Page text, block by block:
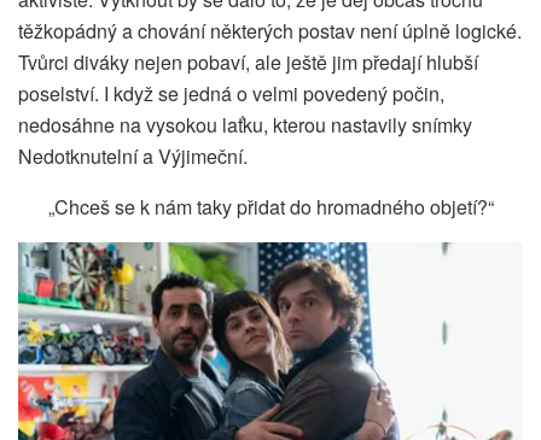
těžkopádný a chování některých postav není úplně logické.
Tvůrci diváky nejen pobaví, ale ještě jim předají hlubší
poselství. I když se jedná o velmi povedený počin,
nedosáhne na vysokou laťku, kterou nastavily snímky
Nedotknutelní a Výjimeční.
„Chceš se k nám taky přidat do hromadného objetí?“